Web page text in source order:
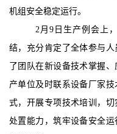
机组安全稳定运行。
2月9日生产例会上
结，充分肯定了全体参与
了团队在新设备技术掌握
产单位及时联系设备厂家
式，开展专项技术培训，
处置能力，筑牢设备安全